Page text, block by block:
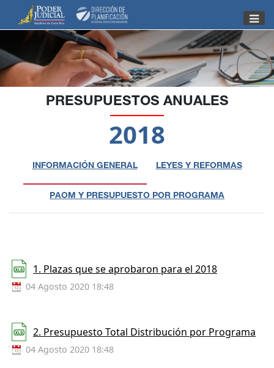
este
web
incluye
PRESUPUESTOS ANUALES
2018
INFORMACIÓN GENERAL LEYES Y REFORMAS
PAOM Y PRESUPUESTO POR PROGRAMA
1. Plazas que se aprobaron para el 2018
04 Agosto 2020 18:48
2. Presupuesto Total Distribución por Programa
04 Agosto 2020 18:48